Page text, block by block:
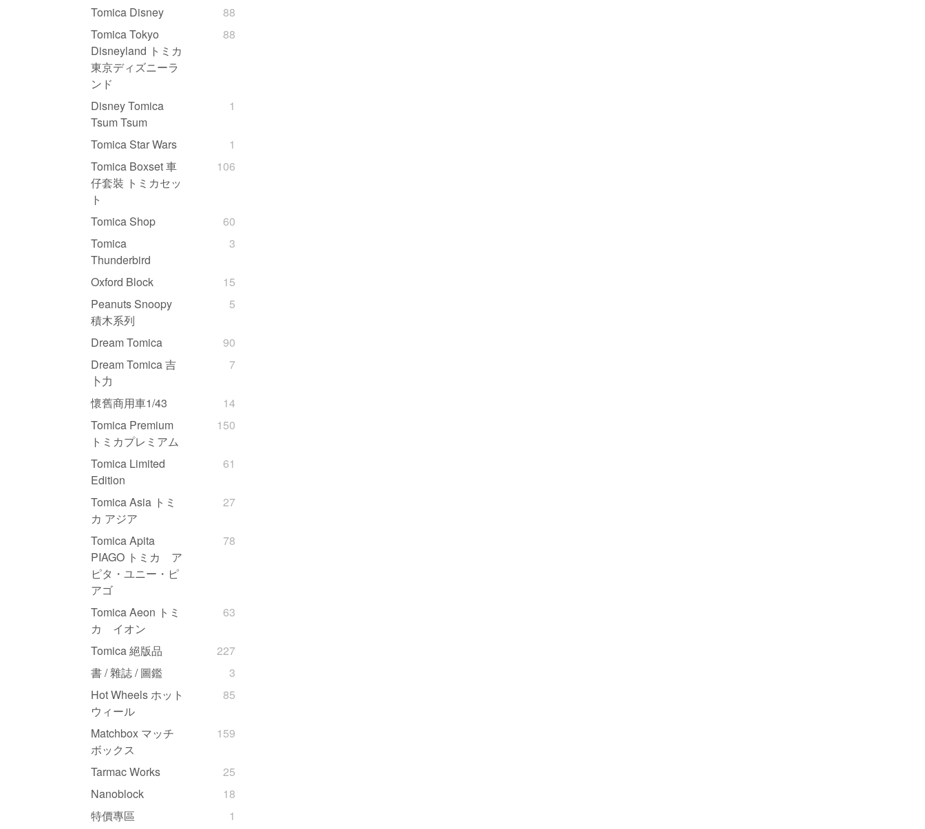
Tomica Disney
88
Tomica Tokyo
Disneyland トミカ
東京ディズニーラ
ンド
88
Disney Tomica
Tsum Tsum
1
Tomica Star Wars
1
Tomica Boxset 車
仔套裝 トミカセッ
ト
106
Tomica Shop
60
Tomica
Thunderbird
3
Oxford Block
15
Peanuts Snoopy
積木系列
5
Dream Tomica
90
Dream Tomica 吉
卜力
7
懷舊商用車1/43
14
Tomica Premium
トミカプレミアム
150
Tomica Limited
Edition
61
Tomica Asia トミ
カ アジア
27
Tomica Apita
PIAGO トミカ ア
ピタ・ユニー・ピ
アゴ
78
Tomica Aeon トミ
カ イオン
63
Tomica 絕版品
227
書 / 雜誌 / 圖鑑
3
Hot Wheels ホット
ウィール
85
Matchbox マッチ
ボックス
159
Tarmac Works
25
Nanoblock
18
特價專區
1